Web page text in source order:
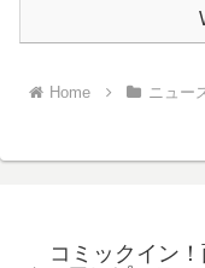
Home ニュー
コミックイン